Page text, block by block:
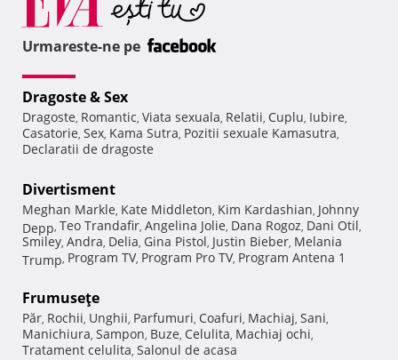
Urmareste-ne pe
Dragoste & Sex
Dragoste, Romantic, Viata sexuala, Relatii, Cuplu, Iubire,
Casatorie, Sex, Kama Sutra, Pozitii sexuale Kamasutra,
Declaratii de dragoste
Divertisment
Meghan Markle, Kate Middleton, Kim Kardashian, Johnny
Depp, Teo Trandafir, Angelina Jolie, Dana Rogoz, Dani Otil,
Smiley, Andra, Delia, Gina Pistol, Justin Bieber, Melania
Trump, Program TV, Program Pro TV, Program Antena 1
Frumuseţe
Păr, Rochii, Unghii, Parfumuri, Coafuri, Machiaj, Sani,
Manichiura, Sampon, Buze, Celulita, Machiaj ochi,
Tratament celulita, Salonul de acasa